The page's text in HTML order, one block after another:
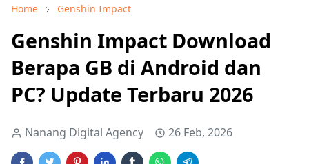
Home Genshin Impact
Genshin Impact Download
Berapa GB di Android dan
PC? Update Terbaru 2026
Nanang Digital Agency 26 Feb, 2026